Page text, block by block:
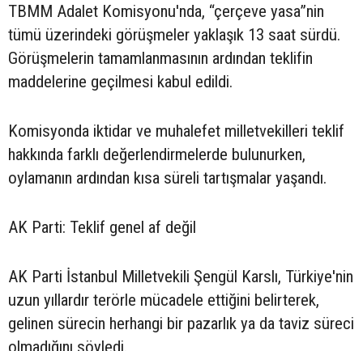
TBMM Adalet Komisyonu'nda, “çerçeve yasa”nin
tümü üzerindeki görüşmeler yaklaşık 13 saat sürdü.
Görüşmelerin tamamlanmasının ardından teklifin
maddelerine geçilmesi kabul edildi.
Komisyonda iktidar ve muhalefet milletvekilleri teklif
hakkında farklı değerlendirmelerde bulunurken,
oylamanın ardından kısa süreli tartışmalar yaşandı.
AK Parti: Teklif genel af değil
AK Parti İstanbul Milletvekili Şengül Karslı, Türkiye'nin
uzun yıllardır terörle mücadele ettiğini belirterek,
gelinen sürecin herhangi bir pazarlık ya da taviz süreci
olmadığını söyledi.